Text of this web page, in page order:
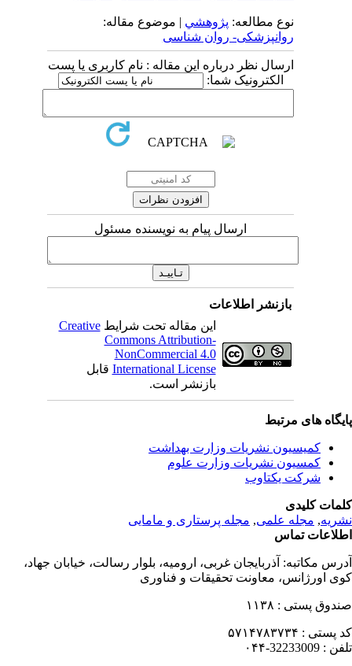
نوع مطالعه:پژوهشي| موضوع مقاله:
روانپزشکی- روان شناسی
ارسال نظر درباره این مقاله : نام کاربری یا پست
الکترونیک شما:
ارسال پیام به نویسنده مسئول
بازنشر اطلاعات
این مقاله تحت شرایطCreative
Commons Attribution-
NonCommercial 4.0
International Licenseقابل
بازنشر است.
های مرتبط
کمیسیون نشریات وزارت بهداشت
کمسیون نشریات وزارت علوم
شرکت یکتاوب
کلیدی
,مجله علمی, مجله پرستاری و مامایی
تماس
مکاتبه:آذربایجان غربی، ارومیه، بلوار رسالت، خیابان جهاد،
اورژانس، معاونت تحقیقات و فناوری
پستی : ۱۱۳۸
پستی : ۵۷۱۴۷۸۳۷۳۴
: 32233009-۰۴۴